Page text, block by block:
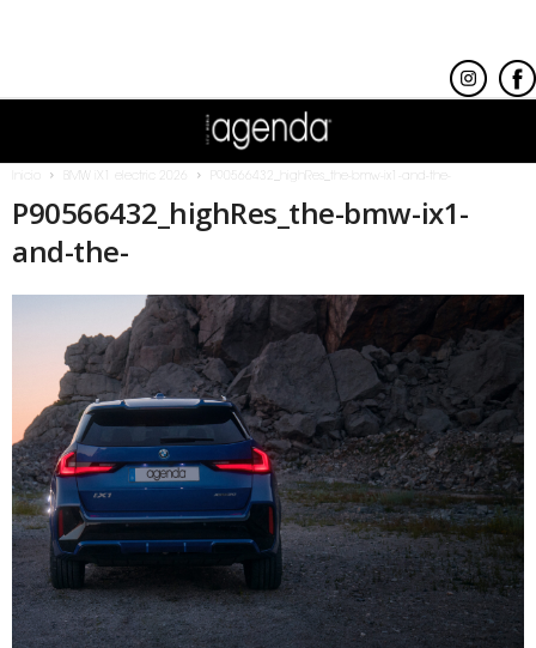
BMW iX1 electric 2026 P90566432_highRes_the-bmw-ix1-and-the-
P90566432_highRes_the-bmw-ix1-
and-the-